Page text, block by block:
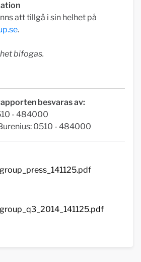
att tillgå i sin helhet på
.
bifogas.
besvaras av:
- 484000
0510 - 484000